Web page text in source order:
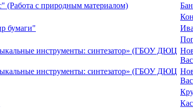
(Работа с природным материалом)
бумаги"
инструменты: синтезатор» (ГБОУ ДЮЦ
инструменты: синтезатор» (ГБОУ ДЮЦ